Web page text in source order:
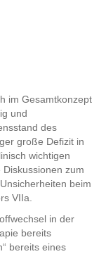
im Gesamtkonzept
und
des
große Defizit in
wichtigen
zum
beim
VIIa.
in der
bereits
bereits eines